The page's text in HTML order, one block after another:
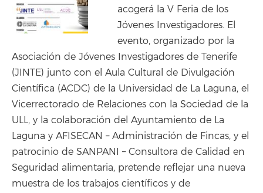
acogerá la V Feria de los
Jóvenes Investigadores. El
evento, organizado por la
Asociación de Jóvenes Investigadores de Tenerife
(JINTE) junto con el Aula Cultural de Divulgación
Científica (ACDC) de la Universidad de La Laguna, el
Vicerrectorado de Relaciones con la Sociedad de la
ULL, y la colaboración del Ayuntamiento de La
Laguna y AFISECAN – Administración de Fincas, y el
patrocinio de SANPANI – Consultora de Calidad en
Seguridad alimentaria, pretende reflejar una nueva
muestra de los trabajos científicos y de